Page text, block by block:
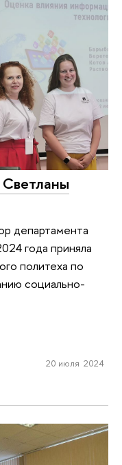
департамента
года приняла
политеха по
социально-
20 июля 2024